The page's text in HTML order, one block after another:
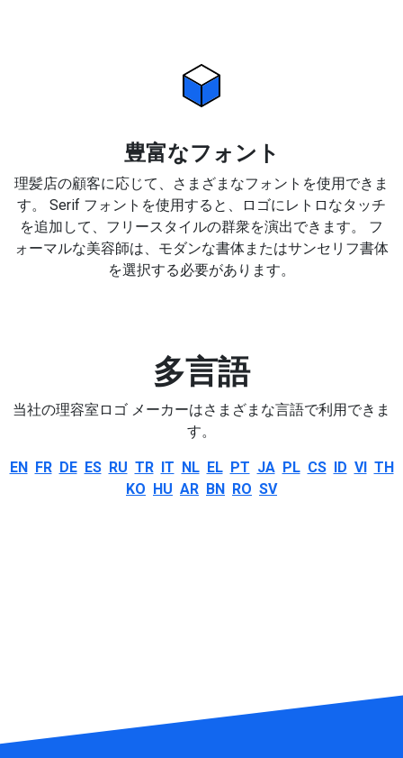
豊富なフォント
理髪店の顧客に応じて、さまざまなフォントを使用できま
す。 Serif フォントを使用すると、ロゴにレトロなタッチ
を追加して、フリースタイルの群衆を演出できます。 フ
ォーマルな美容師は、モダンな書体またはサンセリフ書体
を選択する必要があります。
多言語
当社の理容室ロゴ メーカーはさまざまな言語で利用できま
す。
EN FR DE ES RU TR IT NL EL PT JA PL CS ID VI TH
KO HU AR BN RO SV